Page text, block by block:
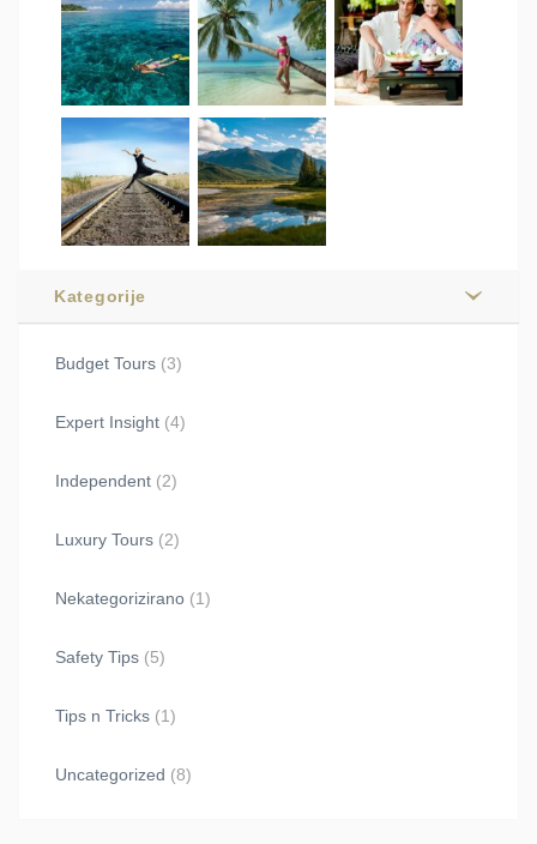
Kategorije
Budget Tours (3)
Expert Insight (4)
Independent (2)
Luxury Tours (2)
Nekategorizirano (1)
Safety Tips (5)
Tips n Tricks (1)
Uncategorized (8)